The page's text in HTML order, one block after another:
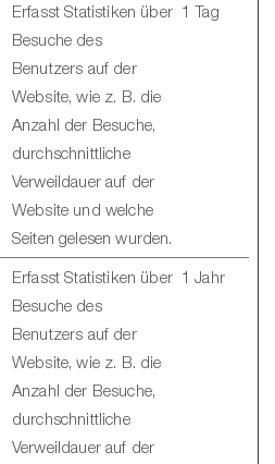
Erfasst Statistiken über
Besuche des
Benutzers auf der
Website, wie z. B. die
Anzahl der Besuche,
durchschnittliche
Verweildauer auf der
Website und welche
Seiten gelesen wurden.
1 Tag
Erfasst Statistiken über
Besuche des
Benutzers auf der
Website, wie z. B. die
Anzahl der Besuche,
durchschnittliche
Verweildauer auf der
1 Jahr